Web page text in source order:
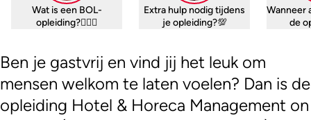
Wat is een BOL-
opleiding?🤷🏼‍♀️
Extra hulp nodig tijdens
je opleiding?💯
Wanneer
de
Ben je gastvrij en vind jij het leuk om
mensen welkom te laten voelen? Dan is de
opleiding Hotel & Horeca Management on